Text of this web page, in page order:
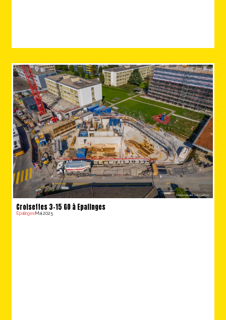
Croisettes 3-15 GO à Epalinges
EpalingesMai 2025